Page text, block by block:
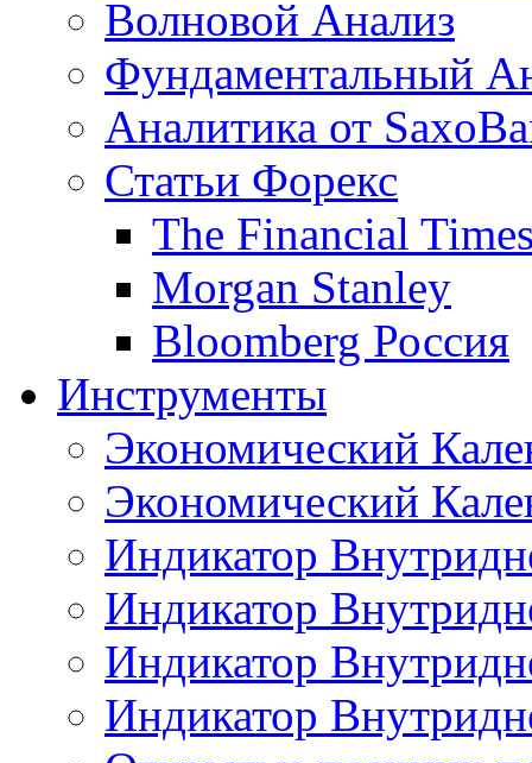
Волновой Анализ
Фундаментальный
Аналитика от
Статьи Форекс
The Financial
Morgan Stanley
Bloomberg Россия
Инструменты
Экономический
Экономический
Индикатор
Индикатор
Индикатор
Индикатор